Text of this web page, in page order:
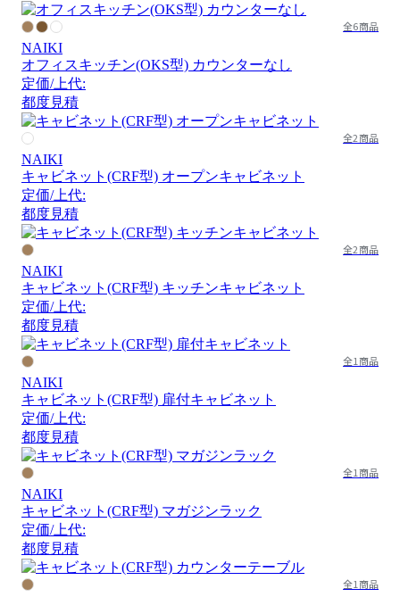
全6商品
NAIKI
オフィスキッチン(OKS型) カウンターなし
定価/上代:
都度見積
全2商品
NAIKI
キャビネット(CRF型) オープンキャビネット
定価/上代:
都度見積
全2商品
NAIKI
キャビネット(CRF型) キッチンキャビネット
定価/上代:
都度見積
全1商品
NAIKI
キャビネット(CRF型) 扉付キャビネット
定価/上代:
都度見積
全1商品
NAIKI
キャビネット(CRF型) マガジンラック
定価/上代:
都度見積
全1商品